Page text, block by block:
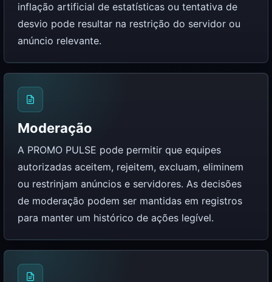
inflação artificial de estatísticas ou tentativa de
desvio pode resultar na restrição do servidor ou
anúncio relevante.
Moderação
A PROMO PULSE pode permitir que equipes
autorizadas aceitem, rejeitem, excluam, eliminem
ou restrinjam anúncios e servidores. As decisões
de moderação podem ser mantidas em registros
para manter um histórico de ações legível.